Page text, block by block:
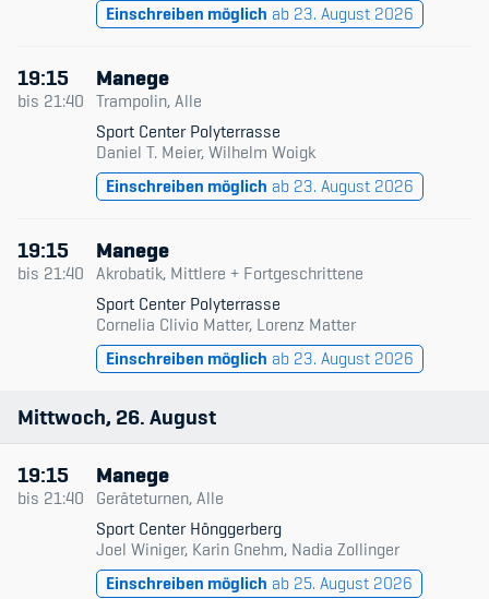
Einschreiben möglich ab 23. August 2026
19:15
bis 21:40
Manege
Trampolin, Alle
Sport Center Polyterrasse
Daniel T. Meier, Wilhelm Woigk
Einschreiben möglich ab 23. August 2026
19:15
bis 21:40
Manege
Akrobatik, Mittlere + Fortgeschrittene
Sport Center Polyterrasse
Cornelia Clivio Matter, Lorenz Matter
Einschreiben möglich ab 23. August 2026
Mittwoch 26 August
19:15
bis 21:40
Manege
Geräteturnen, Alle
Sport Center Hönggerberg
Joel Winiger, Karin Gnehm, Nadia Zollinger
Einschreiben möglich ab 25. August 2026